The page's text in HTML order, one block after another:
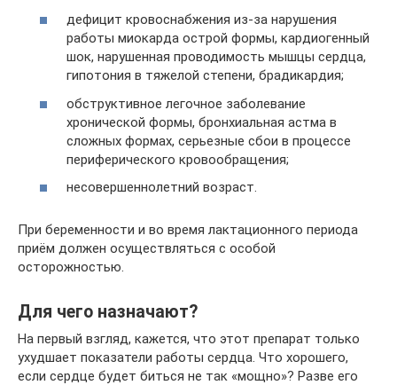
дефицит кровоснабжения из-за нарушения
работы миокарда острой формы, кардиогенный
шок, нарушенная проводимость мышцы сердца,
гипотония в тяжелой степени, брадикардия;
обструктивное легочное заболевание
хронической формы, бронхиальная астма в
сложных формах, серьезные сбои в процессе
периферического кровообращения;
несовершеннолетний возраст.
При беременности и во время лактационного периода
приём должен осуществляться с особой
осторожностью.
Для чего назначают?
На первый взгляд, кажется, что этот препарат только
ухудшает показатели работы сердца. Что хорошего,
если сердце будет биться не так «мощно»? Разве его